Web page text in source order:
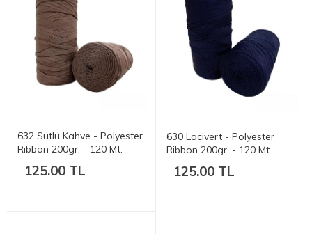
632 Sütlü Kahve - Polyester
Ribbon 200gr. - 120 Mt.
125.00 TL
630 Lacivert - Polyester
Ribbon 200gr. - 120 Mt.
125.00 TL